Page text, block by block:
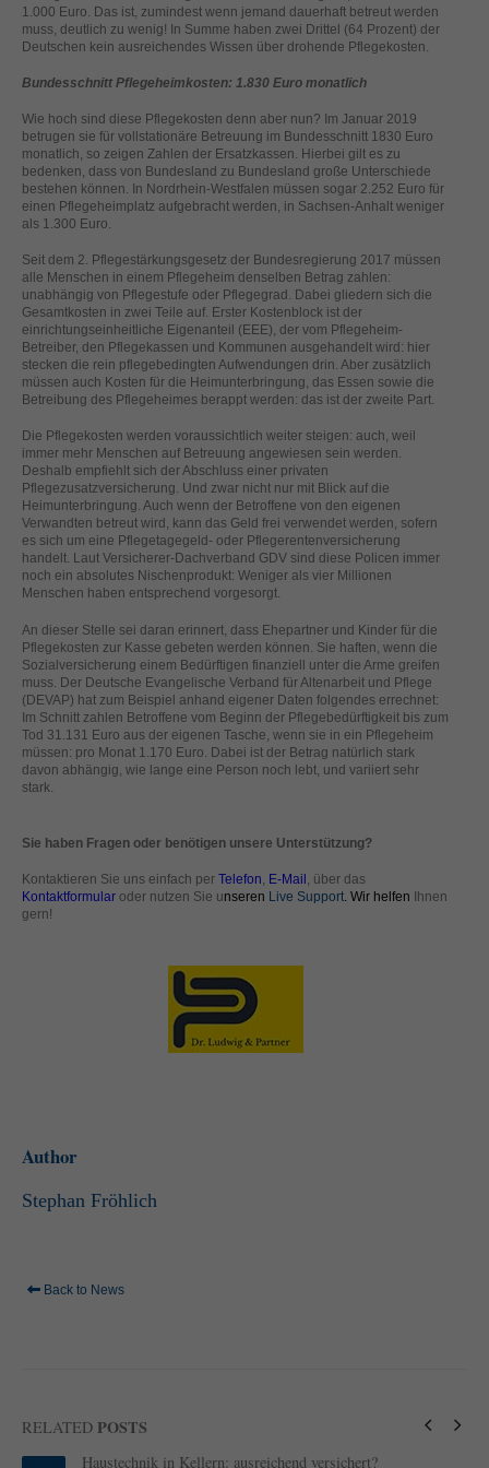
1.000 Euro. Das ist, zumindest wenn jemand dauerhaft betreut werden
muss, deutlich zu wenig! In Summe haben zwei Drittel (64 Prozent) der
Deutschen kein ausreichendes Wissen über drohende Pflegekosten.
Bundesschnitt Pflegeheimkosten: 1.830 Euro monatlich
Wie hoch sind diese Pflegekosten denn aber nun? Im Januar 2019
betrugen sie für vollstationäre Betreuung im Bundesschnitt 1830 Euro
monatlich, so zeigen Zahlen der Ersatzkassen. Hierbei gilt es zu
bedenken, dass von Bundesland zu Bundesland große Unterschiede
bestehen können. In Nordrhein-Westfalen müssen sogar 2.252 Euro für
einen Pflegeheimplatz aufgebracht werden, in Sachsen-Anhalt weniger
als 1.300 Euro.
Seit dem 2. Pflegestärkungsgesetz der Bundesregierung 2017 müssen
alle Menschen in einem Pflegeheim denselben Betrag zahlen:
unabhängig von Pflegestufe oder Pflegegrad. Dabei gliedern sich die
Gesamtkosten in zwei Teile auf. Erster Kostenblock ist der
einrichtungseinheitliche Eigenanteil (EEE), der vom Pflegeheim-
Betreiber, den Pflegekassen und Kommunen ausgehandelt wird: hier
stecken die rein pflegebedingten Aufwendungen drin. Aber zusätzlich
müssen auch Kosten für die Heimunterbringung, das Essen sowie die
Betreibung des Pflegeheimes berappt werden: das ist der zweite Part.
Die Pflegekosten werden voraussichtlich weiter steigen: auch, weil
immer mehr Menschen auf Betreuung angewiesen sein werden.
Deshalb empfiehlt sich der Abschluss einer privaten
Pflegezusatzversicherung. Und zwar nicht nur mit Blick auf die
Heimunterbringung. Auch wenn der Betroffene von den eigenen
Verwandten betreut wird, kann das Geld frei verwendet werden, sofern
es sich um eine Pflegetagegeld- oder Pflegerentenversicherung
handelt. Laut Versicherer-Dachverband GDV sind diese Policen immer
noch ein absolutes Nischenprodukt: Weniger als vier Millionen
Menschen haben entsprechend vorgesorgt.
An dieser Stelle sei daran erinnert, dass Ehepartner und Kinder für die
Pflegekosten zur Kasse gebeten werden können. Sie haften, wenn die
Sozialversicherung einem Bedürftigen finanziell unter die Arme greifen
muss. Der Deutsche Evangelische Verband für Altenarbeit und Pflege
(DEVAP) hat zum Beispiel anhand eigener Daten folgendes errechnet:
Im Schnitt zahlen Betroffene vom Beginn der Pflegebedürftigkeit bis zum
Tod 31.131 Euro aus der eigenen Tasche, wenn sie in ein Pflegeheim
müssen: pro Monat 1.170 Euro. Dabei ist der Betrag natürlich stark
davon abhängig, wie lange eine Person noch lebt, und variiert sehr
stark.
Sie haben Fragen oder benötigen unsere Unterstützung?
Kontaktieren Sie uns einfach per Telefon E-Mail , über das
Kontaktformular oder nutzen Sie unseren Live Support . Wir helfen Ihnen
gern!
Author
Stephan Fröhlich
Back to News
RELATED POSTS
Haustechnik in Kellern: ausreichend versichert?
helfen, diese Website und Ihre Erfahrung zu verbessern.
Personenbezogene Daten können verarbeitet werden (z. B. IP-
Adressen), z. B. für personalisierte Anzeigen und Inhalte oder
Anzeigen- und Inhaltsmessung.
Weitere Informationen über die
Verwendung Ihrer Daten finden Sie in unserer
Datenschutzerklärung.
Hier finden Sie eine Übersicht über alle verwendeten Cookies. Sie
können Ihre Einwilligung zu ganzen Kategorien geben oder sich
weitere Informationen anzeigen lassen und so nur bestimmte
Cookies auswählen.
Zurück Nur essenzielle Cookies akzeptieren
Datenschutzeinstellungen
Essenziell (1)
Essenzielle Cookies ermöglichen grundlegende Funktionen und sind für
die einwandfreie Funktion der Website erforderlich.
Cookie-Informationen anzeigen
Externe Medien (2)
Inhalte von Videoplattformen und Social-Media-Plattformen werden
standardmäßig blockiert. Wenn Cookies von externen Medien akzeptiert
werden, bedarf der Zugriff auf diese Inhalte keiner manuellen Einwilligung
mehr.
Cookie-Informationen anzeigen